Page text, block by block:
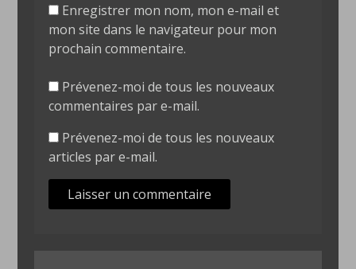
Enregistrer mon nom, mon e-mail et
mon site dans le navigateur pour mon
prochain commentaire.
Prévenez-moi de tous les nouveaux
commentaires par e-mail.
Prévenez-moi de tous les nouveaux
articles par e-mail.